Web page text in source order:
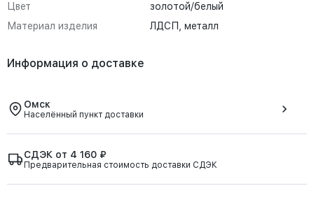
Цвет
золотой/белый
Материал изделия
ЛДСП, металл
Информация о доставке
Омск
Населённый пункт доставки
СДЭК от 4 160 ₽
Предварительная стоимость доставки СДЭК